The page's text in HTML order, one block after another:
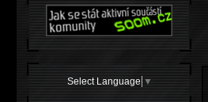
Select Language ▼